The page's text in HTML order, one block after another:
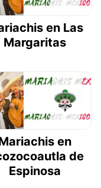
en Las
Margaritas
en
de
Espinosa